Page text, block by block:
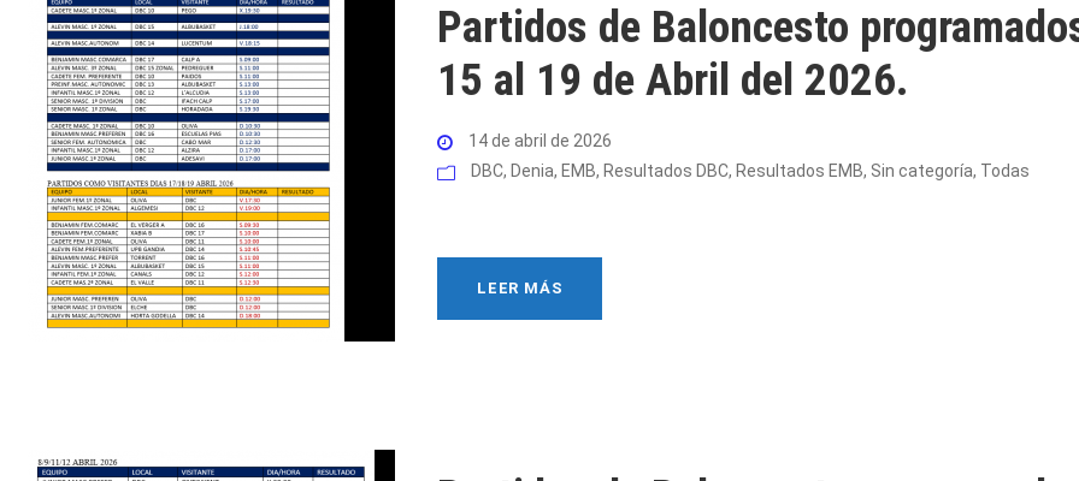
Partidos de Baloncesto
15 al 19 de Abril del 2026.
14 de abril de 2026
DBC, Denia, EMB, Resultados DBC, Resultados EMB, Sin categoría, Todas
LEER MÁS